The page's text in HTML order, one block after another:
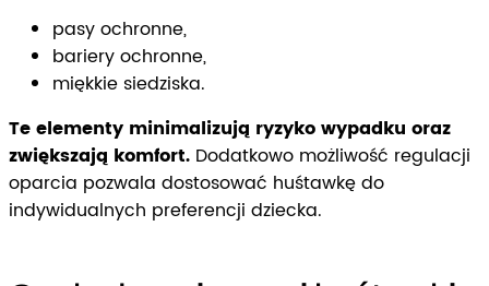
pasy ochronne,
bariery ochronne,
miękkie siedziska.
Te elementy minimalizują ryzyko wypadku oraz
zwiększają komfort. Dodatkowo możliwość regulacji
oparcia pozwala dostosować huśtawkę do
indywidualnych preferencji dziecka.